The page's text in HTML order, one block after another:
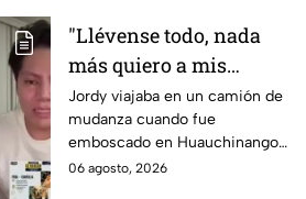
"Llévense todo, nada
más quiero a mis
perritas": Asaltan a un
joven, vacían sus
cuentas y le roban a sus
mascotas en
Jordy viajaba en un camión de
mudanza cuando fue
emboscado en Huauchinango,
Puebla, Además de quitarle
06 agosto, 2026